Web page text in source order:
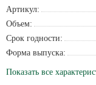
Артикул:
Объем:
Срок годности:
Форма выпуска:
Показать все